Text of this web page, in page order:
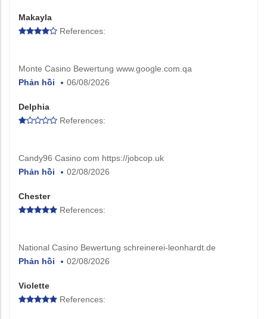
Makayla
References:
Monte Casino Bewertung www.google.com.qa
Phản hồi
06/08/2026
Delphia
References:
Candy96 Casino com https://jobcop.uk
Phản hồi
02/08/2026
Chester
References:
National Casino Bewertung schreinerei-leonhardt.de
Phản hồi
02/08/2026
Violette
References: